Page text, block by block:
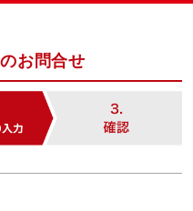
お問合せ